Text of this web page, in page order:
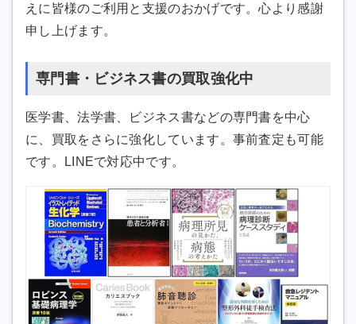
えに皆様のご利用と支援のおかげです。心より感謝
申し上げます。
専門書・ビジネス書の買取強化中
医学書、法学書、ビジネス書などの専門書を中心
に、買取をさらに強化しています。事前査定も可能
です。LINEで対応中です。